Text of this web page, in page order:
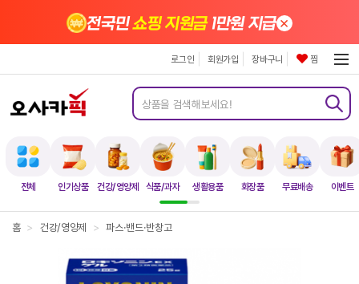
전체 인기상품 건강/영양제 식품/과자 생활용품 화장품 무료배송 이벤트
전국민쇼핑 지원금1만원 지급×
로그인 회원가입 장바구니 찜
홈 > 건강/영양제 > 파스·밴드·반창고